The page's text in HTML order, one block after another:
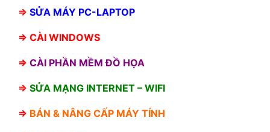
⇒ SỬA MÁY PC-LAPTOP
⇒ CÀI WINDOWS
⇒ CÀI PHẦN MỀM ĐỒ HỌA
⇒ SỬA MẠNG INTERNET – WIFI
⇒ BÁN & NÂNG CẤP MÁY TÍNH